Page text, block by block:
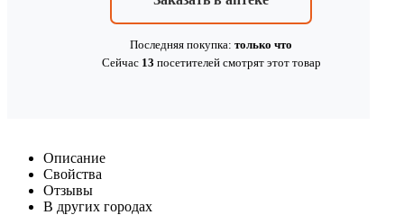
Последняя покупка: только что
Сейчас 13 посетителей смотрятэтот товар
Описание
Свойства
Отзывы
В других городах